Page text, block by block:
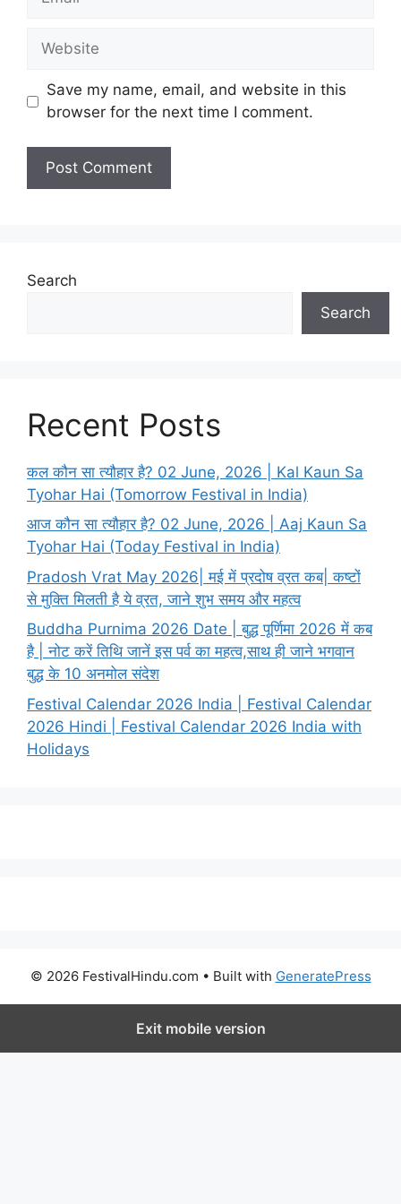
s
t
Save my name, email, and website in this
browser for the next time I comment.
Search
Search
Recent Posts
कल कौन सा त्यौहार है? 02 June, 2026 | Kal Kaun Sa
Tyohar Hai (Tomorrow Festival in India)
आज कौन सा त्यौहार है? 02 June, 2026 | Aaj Kaun Sa
Tyohar Hai (Today Festival in India)
Pradosh Vrat May 2026| मई में प्रदोष व्रत कब| कष्टों
से मुक्ति मिलती है ये व्रत, जाने शुभ समय और महत्व
Buddha Purnima 2026 Date | बुद्ध पूर्णिमा 2026 में कब
है | नोट करें तिथि जानें इस पर्व का महत्व,साथ ही जाने भगवान
बुद्ध के 10 अनमोल संदेश
Festival Calendar 2026 India | Festival Calendar
2026 Hindi | Festival Calendar 2026 India with
Holidays
© 2026 FestivalHindu.com • Built with GeneratePress
Exit mobile version